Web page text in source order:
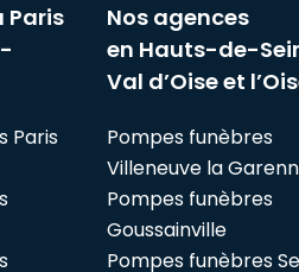
Paris
Paris
Nos agences
en Hauts-de-
Val d’Oise et
Pompes funèbres
Villeneuve la
Pompes funèbres
Goussainville
Pompes funèbres